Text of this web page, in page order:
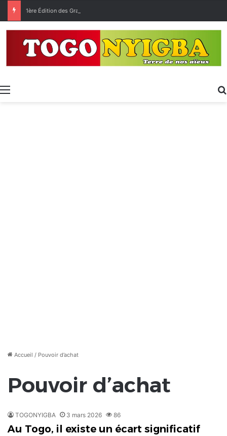
Menu
Accueil / Pouvoir d’achat
Pouvoir d’achat
TOGONYIGBA 3 mars 2026 86
Au Togo, il existe un écart significatif